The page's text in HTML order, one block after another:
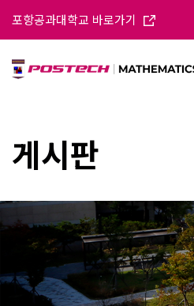
포항공과대학교 바로가기
게시판